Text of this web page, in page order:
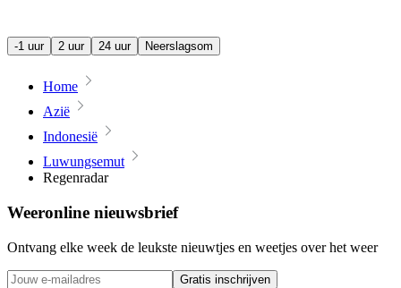
-1 uur 2 uur 24 uur Neerslagsom
Home
Azië
Indonesië
Luwungsemut
Regenradar
Weeronline nieuwsbrief
Ontvang elke week de leukste nieuwtjes en weetjes over het weer
Gratis inschrijven